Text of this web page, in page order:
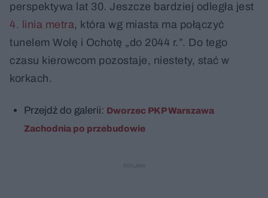
perspektywa lat 30. Jeszcze bardziej odległa jest
4. linia metra, która wg miasta ma połączyć
tunelem Wolę i Ochotę „do 2044 r.”. Do tego
czasu kierowcom pozostaje, niestety, stać w
korkach.
Przejdź do galerii: Dworzec PKP Warszawa
Zachodnia po przebudowie